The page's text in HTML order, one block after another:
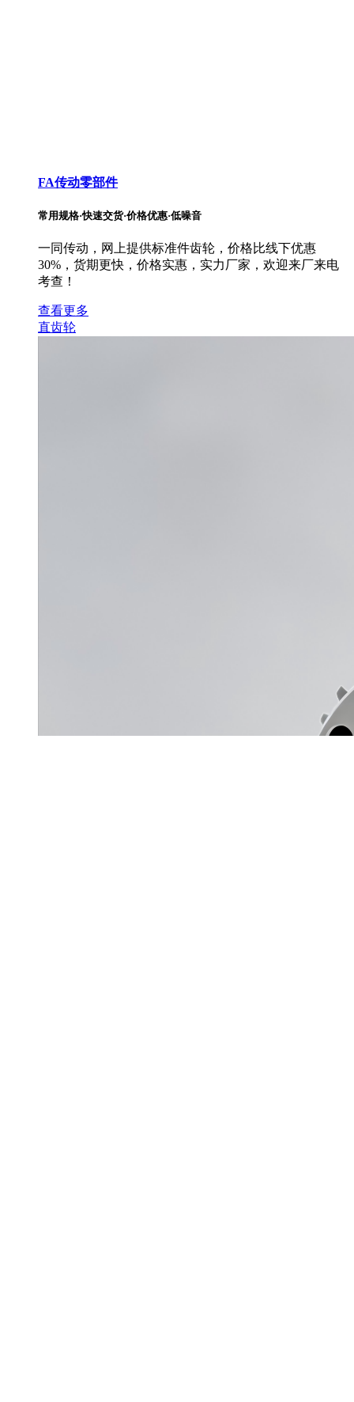
FA传动零部件
常用规格·快速交货·价格优惠·低噪音
一同传动，网上提供标准件齿轮，价格比线下优惠
30%，货期更快，价格实惠，实力厂家，欢迎来厂来电
考查！
查看更多
直齿轮